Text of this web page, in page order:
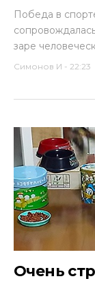
Победа в
заре
Симонов И - 22:23
Очень